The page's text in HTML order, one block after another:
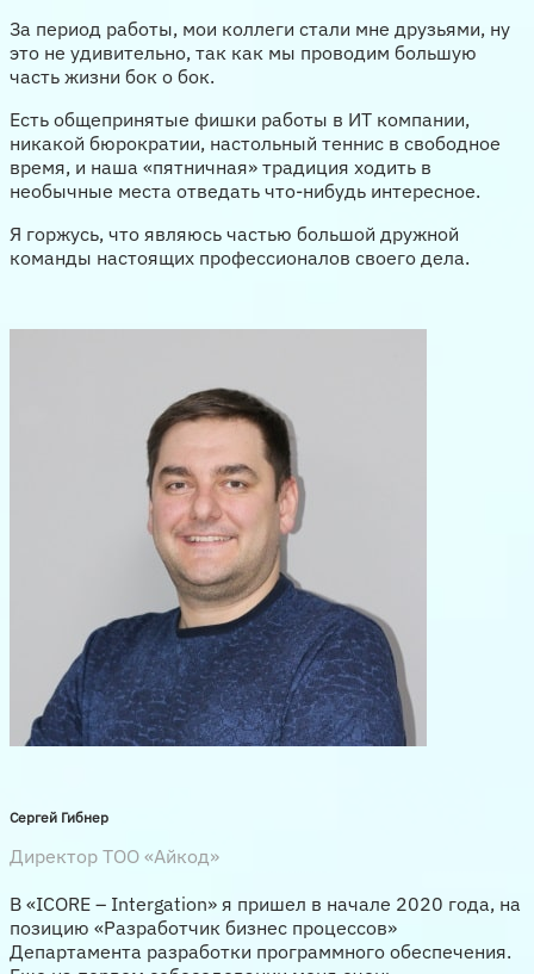
За период работы, мои коллеги стали мне друзьями, ну
это не удивительно, так как мы проводим большую
часть жизни бок о бок.
Есть общепринятые фишки работы в ИТ компании,
никакой бюрократии, настольный теннис в свободное
время, и наша «пятничная» традиция ходить в
необычные места отведать что-нибудь интересное.
Я горжусь, что являюсь частью большой дружной
команды настоящих профессионалов своего дела.
Сергей Гибнер
Директор ТОО «Айкод»
В «ICORE – Intergation» я пришел в начале 2020 года, на
позицию «Разработчик бизнес процессов»
Департамента разработки программного обеспечения.